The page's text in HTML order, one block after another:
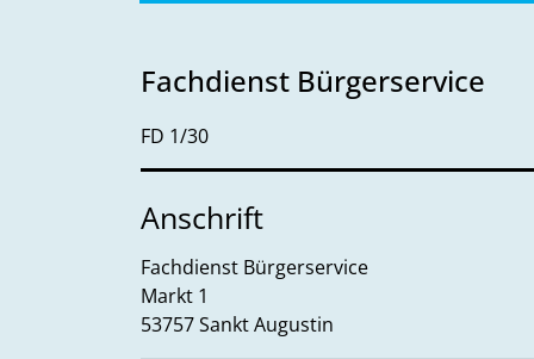
Fachdienst Bürgerservice
Kurzbezeichnung
FD 1/30
Anschrift
Fachdienst Bürgerservice
Markt 1
53757Sankt Augustin